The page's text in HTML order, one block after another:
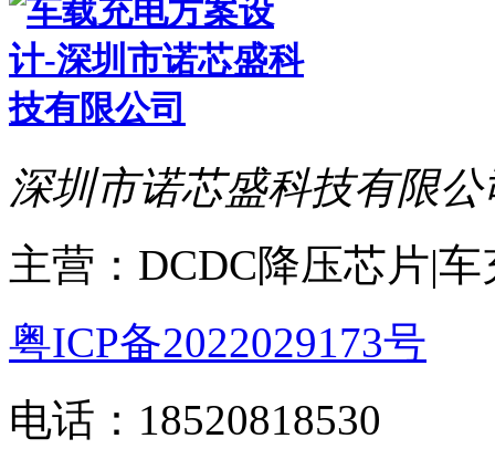
深圳市诺芯盛科技有限公
主营：DCDC降压芯片|
粤ICP备2022029173号
电话：18520818530